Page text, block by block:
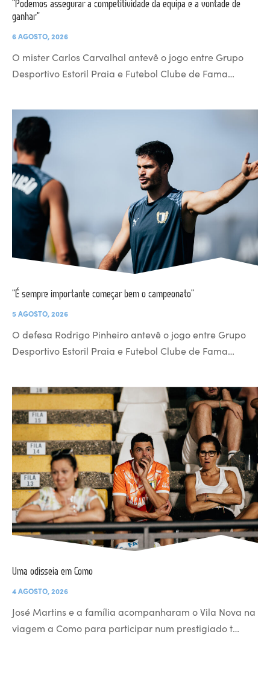
“Podemos assegurar a competitividade da equipa e a vontade de
ganhar”
6 AGOSTO, 2026
O mister Carlos Carvalhal antevê o jogo entre Grupo
Desportivo Estoril Praia e Futebol Clube de Fama…
“É sempre importante começar bem o campeonato”
5 AGOSTO, 2026
O defesa Rodrigo Pinheiro antevê o jogo entre Grupo
Desportivo Estoril Praia e Futebol Clube de Fama…
Uma odisseia em Como
4 AGOSTO, 2026
José Martins e a família acompanharam o Vila Nova na
viagem a Como para participar num prestigiado t…